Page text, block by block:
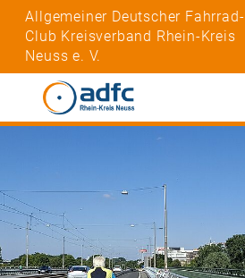
Allgemeiner Deutscher Fahrrad-
Club Kreisverband Rhein-Kreis
Neuss e. V.